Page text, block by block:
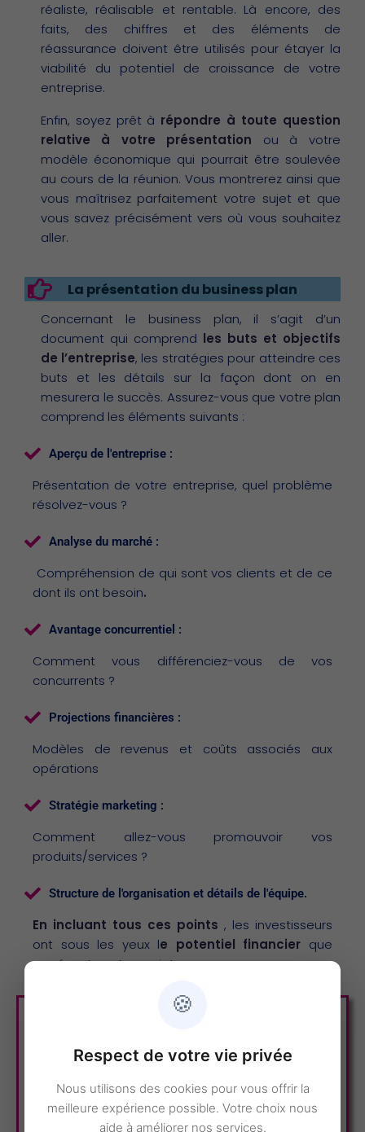
réaliste, réalisable et rentable. Là encore, des
faits, des chiffres et des éléments de
réassurance doivent être utilisés pour étayer la
viabilité du potentiel de croissance de votre
entreprise.
Enfin, soyez prêt à répondre à toute question
relative à votre présentation ou à votre
modèle économique qui pourrait être soulevée
au cours de la réunion. Vous montrerez ainsi que
vous maîtrisez parfaitement votre sujet et que
vous savez précisément vers où vous souhaitez
aller.
La présentation du business plan
Concernant le business plan, il s’agit d’un
document qui comprend les buts et objectifs
de l’entreprise, les stratégies pour atteindre ces
buts et les détails sur la façon dont on en
mesurera le succès. Assurez-vous que votre plan
comprend les éléments suivants :
Aperçu de l'entreprise :
Présentation de votre entreprise, quel problème
résolvez-vous ?
Analyse du marché :
Compréhension de qui sont vos clients et de ce
dont ils ont besoin.
Avantage concurrentiel :
Comment vous différenciez-vous de vos
concurrents ?
Projections financières :
Modèles de revenus et coûts associés aux
opérations
Stratégie marketing :
Comment allez-vous promouvoir vos
produits/services ?
Structure de l'organisation et détails de l'équipe.
En incluant tous ces points , les investisseurs
ont sous les yeux le potentiel financier que
représente votre projet.
🍪
Respect de votre vie privée
Nous utilisons des cookies pour vous offrir la
meilleure expérience possible. Votre choix nous
aide à améliorer nos services.